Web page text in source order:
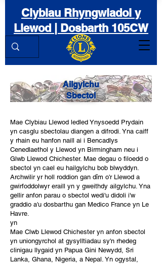
Clybiau Rhyngwladol y
Llewod | Dosbarth 105CW
Ailgylchu
Sbectol
Mae Clybiau Llewod ledled Ynysoedd Prydain
yn casglu sbectolau diangen a difrodi. Yna caiff
y rhain eu hanfon naill ai i Bencadlys
Cenedlaethol y Llewod yn Birmingham neu i
Glwb Llewod Chichester. Mae degau o filoedd o
sbectol yn cael eu hailgylchu bob blwyddyn.
Archwilir yr holl roddion gan dîm o'r Llewod a
gwirfoddolwyr eraill yn y gweithdy ailgylchu. Yna
gellir anfon parau o sbectol wedi'u didoli i'w
graddio a'u dosbarthu gan Medico France yn Le
Havre.
yn
Mae Clwb Llewod Chichester yn anfon sbectol
yn uniongyrchol at gysylltiadau sy'n rhedeg
clinigau llygaid yn Papua Gini Newydd, Sri
Lanka, Ghana, Nigeria, a Nepal. Yn ogystal,